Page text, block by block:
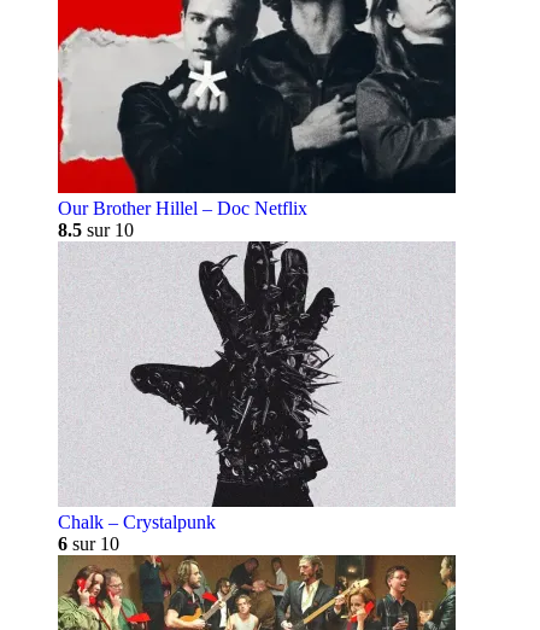
Our Brother Hillel – Doc Netflix
8.5 sur 10
Chalk – Crystalpunk
6 sur 10